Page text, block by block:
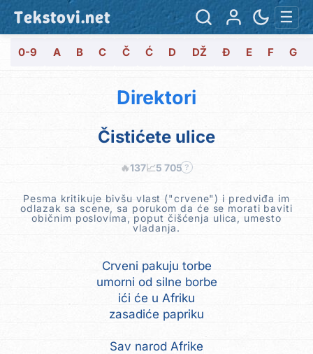
Tekstovi.net ☰
0-9 A B C Č Ć D DŽ Đ E F G
Direktori
Čistićete ulice
🔥137📈5 705 ?
Pesma kritikuje bivšu vlast ("crvene") i predviđa im
odlazak sa scene, sa porukom da će se morati baviti
običnim poslovima, poput čišćenja ulica, umesto
vladanja.
Crveni pakuju torbe
umorni od silne borbe
ići će u Afriku
zasadiće papriku
Sav narod Afrike